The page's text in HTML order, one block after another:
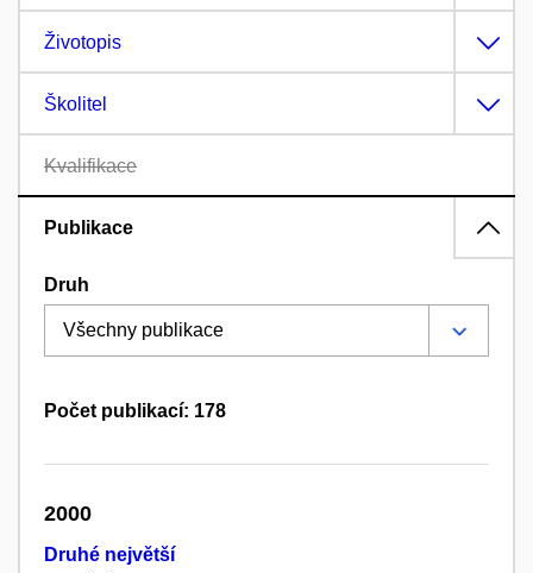
Životopis
Školitel
Kvalifikace
Publikace
Druh
Počet publikací: 178
2000
Druhé největší